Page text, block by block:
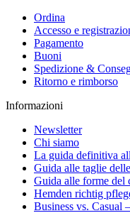
Ordina
Accesso e
Pagamento
Buoni
Spedizione &
Ritorno e rimborso
Informazioni
Newsletter
Chi siamo
La guida definitiva
Guida alle taglie
Guida alle forme del
Hemden richtig
Business vs. Casual